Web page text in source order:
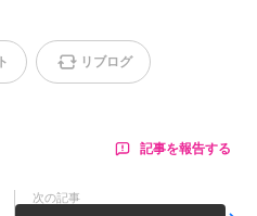
リブログ
記事を報告する
次の記事